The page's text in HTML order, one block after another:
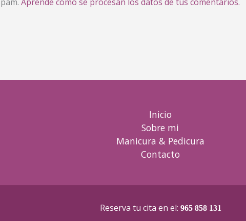
Inicio
Sobre mi
Manicura & Pedicura
Contacto
Reserva tu cita en el: 965 858 131